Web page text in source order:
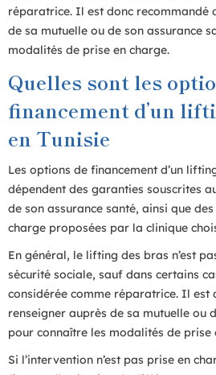
réparatrice. Il est donc recommandé
de sa mutuelle ou de son assurance
modalités de prise en charge.
Quelles sont les
financement d’un
en Tunisie
Les options de financement d’un
dépendent des garanties souscrites
de son assurance santé, ainsi que
charge proposées par la clinique
En général, le lifting des bras n’est
sécurité sociale, sauf dans certains
considérée comme réparatrice. Il est
renseigner auprès de sa mutuelle ou
pour connaître les modalités de prise
Si l’intervention n’est pas prise en